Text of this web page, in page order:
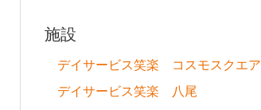
施設
デイサービス笑楽 コスモスクエア
デイサービス笑楽 八尾